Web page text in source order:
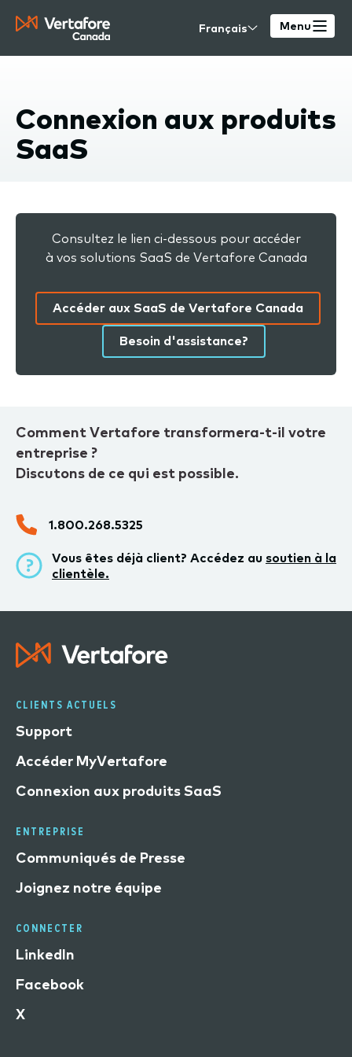
Select
language
Menu
Connexion aux produits
SaaS
Consultez le lien ci-dessous pour accéder
à vos solutions SaaS de Vertafore Canada
Accéder aux SaaS de Vertafore Canada
Besoin d'assistance?
Comment Vertafore transformera-t-il votre
entreprise ?
Discutons de ce qui est possible.
1.800.268.5325
Vous êtes déjà client? Accédez au soutien à la
clientèle.
CLIENTS ACTUELS
Support
Accéder MyVertafore
Connexion aux produits SaaS
ENTREPRISE
Communiqués de Presse
Joignez notre équipe
CONNECTER
LinkedIn
Facebook
X